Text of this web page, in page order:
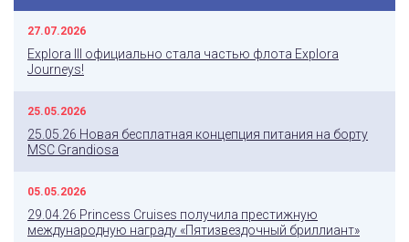
27.07.2026
Explora III официально стала частью флота Explora
Journeys!
25.05.2026
25.05.26 Новая бесплатная концепция питания на борту
MSC Grandiosa
05.05.2026
29.04.26 Princess Cruises получила престижную
международную награду «Пятизвездочный бриллиант»